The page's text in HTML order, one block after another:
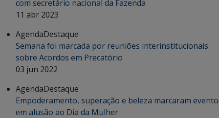
com secretário nacional da Fazenda
11 abr 2023
AgendaDestaque
Semana foi marcada por reuniões interinstitucionais
sobre Acordos em Precatório
03 jun 2022
AgendaDestaque
Empoderamento, superação e beleza marcaram evento
em alusão ao Dia da Mulher